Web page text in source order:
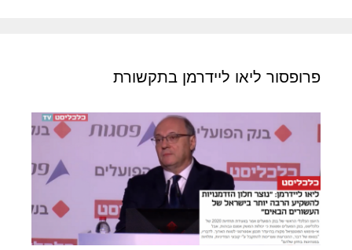
פרופסור ליאו ליידרמן בתקשורת